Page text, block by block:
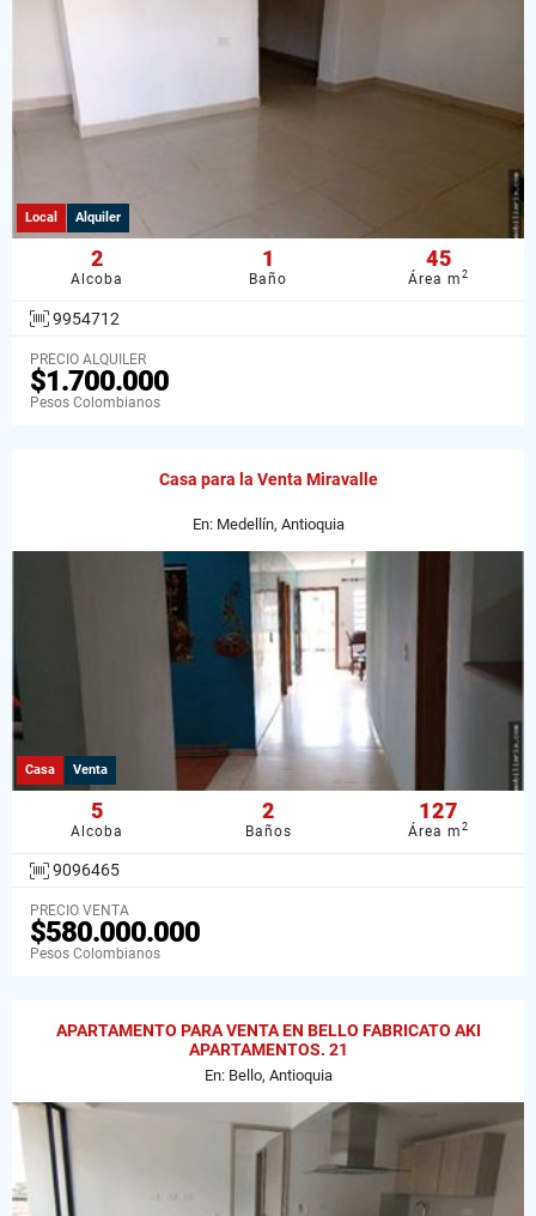
Local Alquiler
2
Alcoba
1
Baño
45
Área m2
9954712
PRECIO ALQUILER
$1.700.000
Pesos Colombianos
Casa para la Venta Miravalle
En: Medellín, Antioquia
Casa Venta
5
Alcoba
2
Baños
127
Área m2
9096465
PRECIO VENTA
$580.000.000
Pesos Colombianos
APARTAMENTO PARA VENTA EN BELLO FABRICATO AKI
APARTAMENTOS. 21
En: Bello, Antioquia